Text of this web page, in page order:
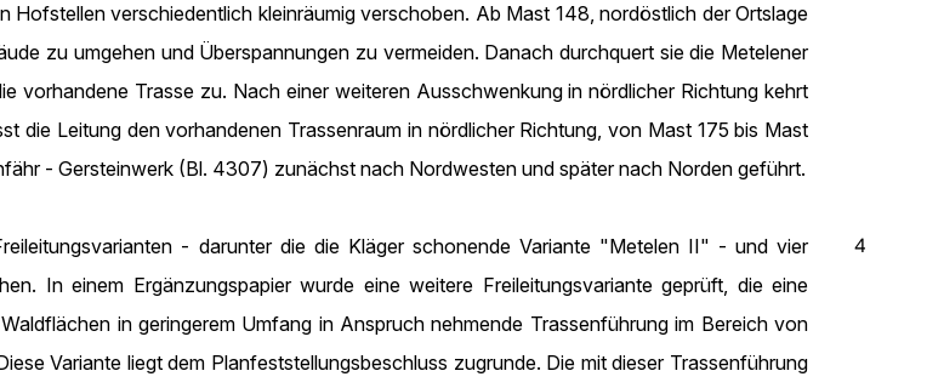
verschiedentlich kleinräumig verschoben. Ab Mast 148, nordöstlich der Ortslage
zu umgehen und Überspannungen zu vermeiden. Danach durchquert sie die Metelener
vorhandene Trasse zu. Nach einer weiteren Ausschwenkung in nördlicher Richtung kehrt
die Leitung den vorhandenen Trassenraum in nördlicher Richtung, von Mast 175 bis Mast
- Gersteinwerk (Bl. 4307) zunächst nach Nordwesten und später nach Norden geführt.
4
- darunter die die Kläger schonende Variante "Metelen II" - und vier
In einem Ergänzungspapier wurde eine weitere Freileitungsvariante geprüft, die eine
in geringerem Umfang in Anspruch nehmende Trassenführung im Bereich von
Variante liegt dem Planfeststellungsbeschluss zugrunde. Die mit dieser Trassenführung